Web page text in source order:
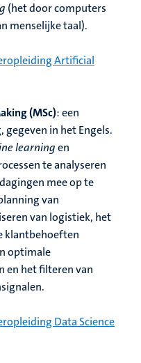
(het door computers
menselijke taal).
Artificial
(MSc): een
in het Engels.
learningen
te analyseren
mee op te
van
van logistiek, het
klantbehoeften
optimale
en het filteren van
Data Science